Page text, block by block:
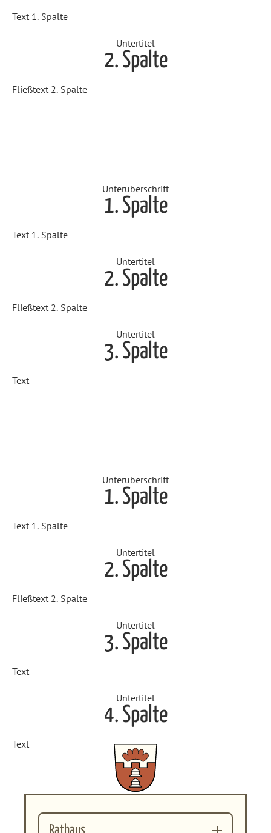
Text 1. Spalte
Untertitel
2. Spalte
Fließtext 2. Spalte
Unterüberschrift
1. Spalte
Text 1. Spalte
Untertitel
2. Spalte
Fließtext 2. Spalte
Untertitel
3. Spalte
Text
Unterüberschrift
1. Spalte
Text 1. Spalte
Untertitel
2. Spalte
Fließtext 2. Spalte
Untertitel
3. Spalte
Text
Untertitel
4. Spalte
Text